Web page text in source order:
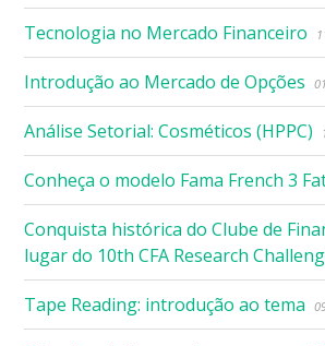
Tecnologia no Mercado Financeiro
Introdução ao Mercado de Opções
Análise Setorial: Cosméticos (HPPC)
Conheça o modelo Fama French 3
Conquista histórica do Clube de
lugar do 10th CFA Research
Tape Reading: introdução ao tema